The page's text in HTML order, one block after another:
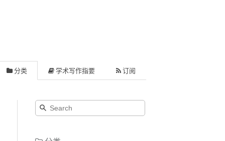
分类 学术写作指要 订阅